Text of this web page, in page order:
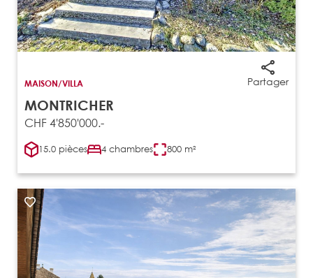
Partager
MAISON/VILLA
MONTRICHER
CHF 4'850'000.-
15.0 pièces 4 chambres 800 m²